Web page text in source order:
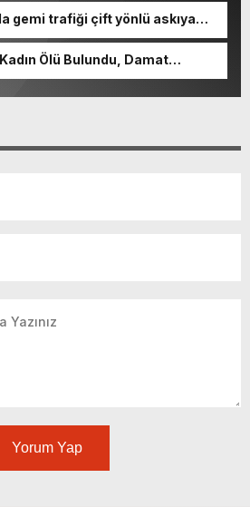
gemi trafiği çift yönlü askıya
Ölü Bulundu, Damat
Yorum Yap